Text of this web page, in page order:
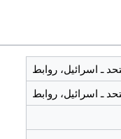
ـ اسرائیل، روابط
ـ اسرائیل، روابط